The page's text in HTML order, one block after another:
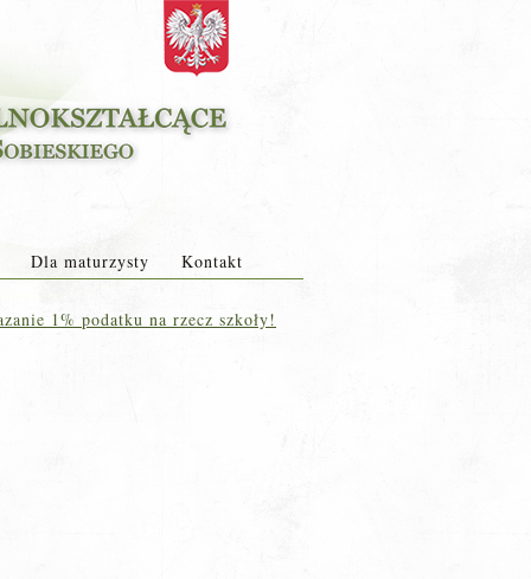
Dla maturzysty Kontakt
1% podatku na rzecz szkoły!